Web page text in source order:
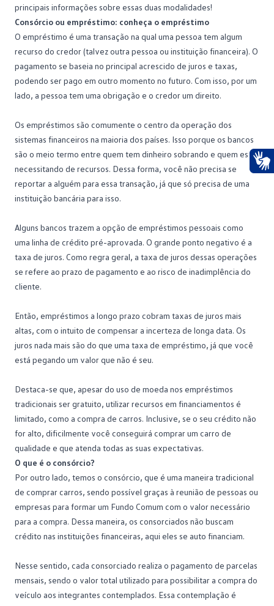
principais informações sobre essas duas modalidades!
Consórcio ou empréstimo: conheça o empréstimo
O empréstimo é uma transação na qual uma pessoa tem algum
recurso do credor (talvez outra pessoa ou instituição financeira). O
pagamento se baseia no principal acrescido de juros e taxas,
podendo ser pago em outro momento no futuro. Com isso, por um
lado, a pessoa tem uma obrigação e o credor um direito.
Os empréstimos são comumente o centro da operação dos
sistemas financeiros na maioria dos países. Isso porque os bancos
são o meio termo entre quem tem dinheiro sobrando e quem está
necessitando de recursos. Dessa forma, você não precisa se
reportar a alguém para essa transação, já que só precisa de uma
instituição bancária para isso.
Alguns bancos trazem a opção de empréstimos pessoais como
uma linha de crédito pré-aprovada. O grande ponto negativo é a
taxa de juros. Como regra geral, a taxa de juros dessas operações
se refere ao prazo de pagamento e ao risco de inadimplência do
cliente.
Então, empréstimos a longo prazo cobram taxas de juros mais
altas, com o intuito de compensar a incerteza de longa data. Os
juros nada mais são do que uma taxa de empréstimo, já que você
está pegando um valor que não é seu.
Destaca-se que, apesar do uso de moeda nos empréstimos
tradicionais ser gratuito, utilizar recursos em financiamentos é
limitado, como a compra de carros. Inclusive, se o seu crédito não
for alto, dificilmente você conseguirá comprar um carro de
qualidade e que atenda todas as suas expectativas.
O que é o consórcio?
Por outro lado, temos o consórcio, que é uma maneira tradicional
de comprar carros, sendo possível graças à reunião de pessoas ou
empresas para formar um Fundo Comum com o valor necessário
para a compra. Dessa maneira, os consorciados não buscam
crédito nas instituições financeiras, aqui eles se auto financiam.
Nesse sentido, cada consorciado realiza o pagamento de parcelas
mensais, sendo o valor total utilizado para possibilitar a compra do
veículo aos integrantes contemplados. Essa contemplação é